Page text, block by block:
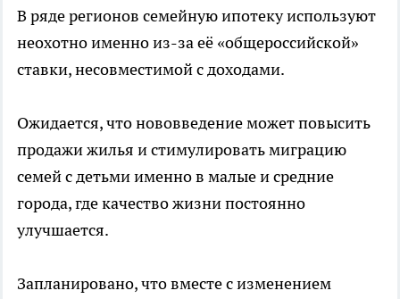
В ряде регионов семейную ипотеку используют
неохотно именно из-за её «общероссийской»
ставки, несовместимой с доходами.
Ожидается, что нововведение может повысить
продажи жилья и стимулировать миграцию
семей с детьми именно в малые и средние
города, где качество жизни постоянно
улучшается.
Запланировано, что вместе с изменением